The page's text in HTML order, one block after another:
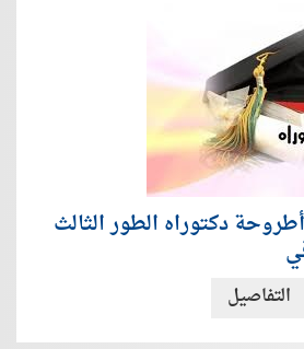
دكتوراه الطور الثالث
التفاصيل